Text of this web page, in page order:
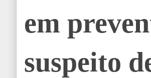
em
suspeito